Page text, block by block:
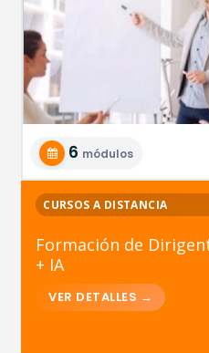
6 módulos
CURSOS A DISTANCIA
Formación de
+ IA